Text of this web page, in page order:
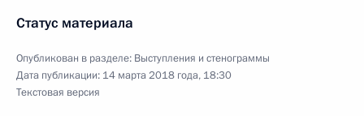
Статус материала
Опубликован в разделе: Выступления и стенограммы
Дата публикации: 14 марта 2018 года, 18:30
Текстовая версия